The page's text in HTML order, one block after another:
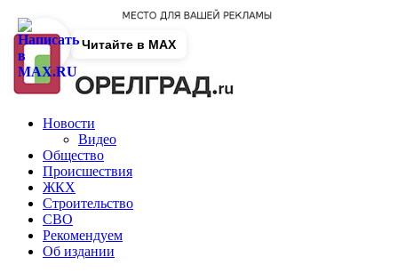
Новости
Видео
Общество
Происшествия
ЖКХ
Строительство
СВО
Рекомендуем
Об издании
Читайте в MAX